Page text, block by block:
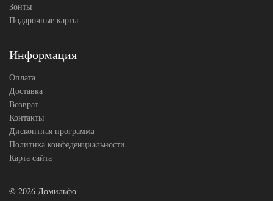
Зонты
Подарочные карты
Информация
Оплата
Доставка
Возврат
Контакты
Дисконтная программа
Политика конфеденциальности
Карта сайта
© 2026 Домильфо